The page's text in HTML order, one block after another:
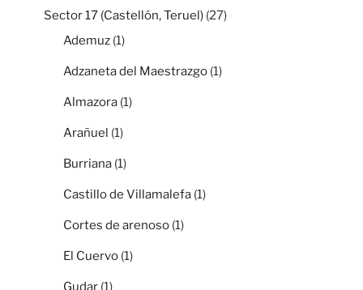
Sector 17 (Castellón, Teruel) (27)
Ademuz (1)
Adzaneta del Maestrazgo (1)
Almazora (1)
Arañuel (1)
Burriana (1)
Castillo de Villamalefa (1)
Cortes de arenoso (1)
El Cuervo (1)